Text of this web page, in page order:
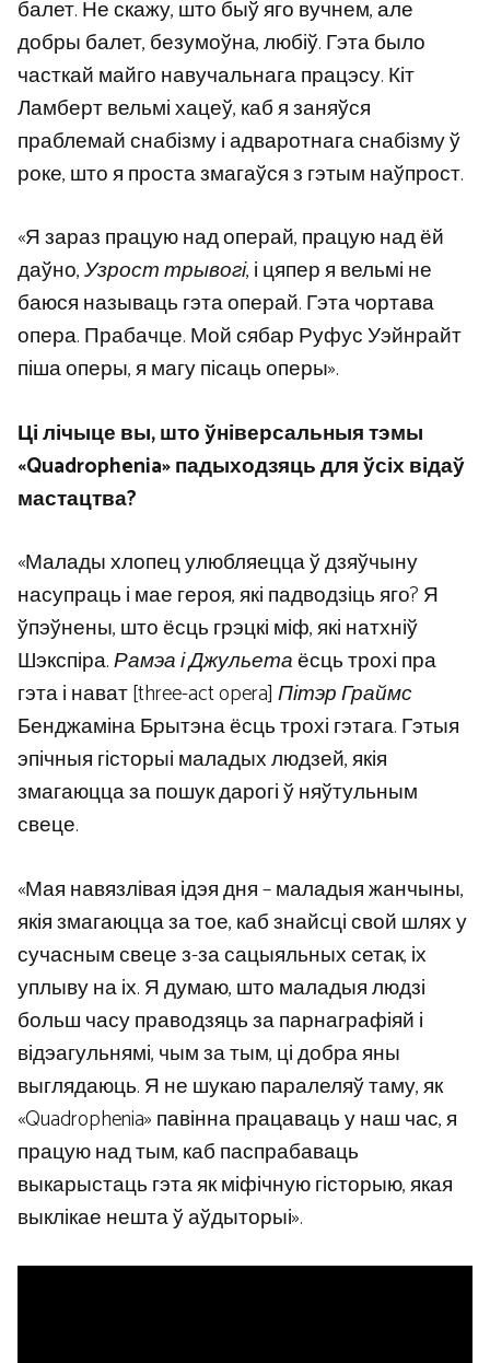
балет. Не скажу, што быў яго вучнем, але
добры балет, безумоўна, любіў. Гэта было
часткай майго навучальнага працэсу. Кіт
Ламберт вельмі хацеў, каб я заняўся
праблемай снабізму і адваротнага снабізму ў
роке, што я проста змагаўся з гэтым наўпрост.
«Я зараз працую над операй, працую над ёй
даўно,Узрост трывогі, і цяпер я вельмі не
баюся называць гэта операй. Гэта чортава
опера. Прабачце. Мой сябар Руфус Уэйнрайт
піша оперы, я магу пісаць оперы».
Ці лічыце вы, што ўніверсальныя тэмы
«Quadrophenia» падыходзяць для ўсіх відаў
мастацтва?
«Малады хлопец улюбляецца ў дзяўчыну
насупраць і мае героя, які падводзіць яго? Я
ўпэўнены, што ёсць грэцкі міф, які натхніў
Шэкспіра.Рамэа і Джульетаёсць трохі пра
гэта і нават [three-act opera]Пітэр Граймс
Бенджаміна Брытэна ёсць трохі гэтага. Гэтыя
эпічныя гісторыі маладых людзей, якія
змагаюцца за пошук дарогі ў няўтульным
свеце.
«Мая навязлівая ідэя дня – маладыя жанчыны,
якія змагаюцца за тое, каб знайсці свой шлях у
сучасным свеце з-за сацыяльных сетак, іх
уплыву на іх. Я думаю, што маладыя людзі
больш часу праводзяць за парнаграфіяй і
відэагульнямі, чым за тым, ці добра яны
выглядаюць. Я не шукаю паралеляў таму, як
«Quadrophenia» павінна працаваць у наш час, я
працую над тым, каб паспрабаваць
выкарыстаць гэта як міфічную гісторыю, якая
выклікае нешта ў аўдыторыі».